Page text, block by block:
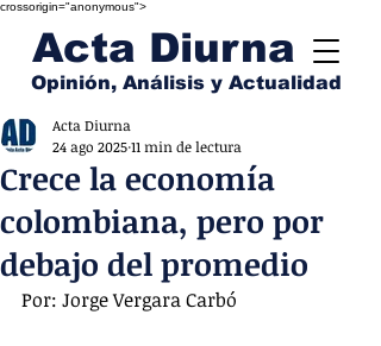
crossorigin="anonymous">
Acta Diurna
Opinión, Análisis y Actualidad
Crece la economía
colombiana, pero por
debajo del promedio
Acta Diurna
24 ago 202511 min de lectura
Por: Jorge Vergara Carbó